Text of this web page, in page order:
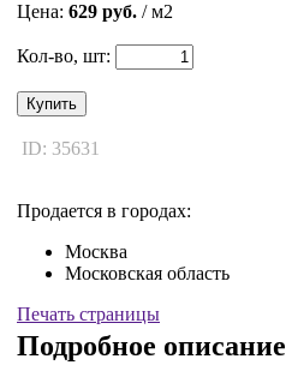
Цена: 629 руб. / м2
Кол-во, шт:
Купить
ID: 35631
Продается в городах:
Москва
Московская область
Печать страницы
Подробное описание